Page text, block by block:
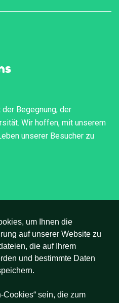
um Ihnen die
auf unserer Website zu
die auf Ihrem
und bestimmte Daten
sein, die zum
Begegnung, der
Wir hoffen, mit unserem
unserer Besucher zu